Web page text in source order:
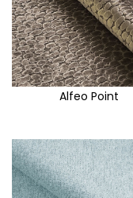
Alfeo Point